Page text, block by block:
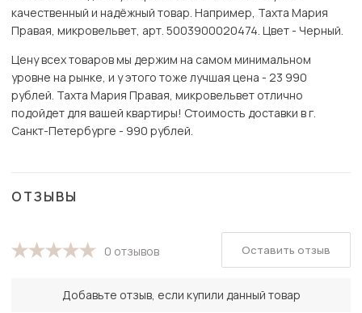
качественный и надёжный товар. Например, Тахта Мария
Правая, микровельвет, арт. 5003900020474. Цвет - Черный.
Цену всех товаров мы держим на самом минимальном
уровне на рынке, и у этого тоже лучшая цена - 23 990
рублей. Тахта Мария Правая, микровельвет отлично
подойдет для вашей квартиры! Стоимость доставки в г.
Санкт-Петербурге - 990 рублей.
ОТЗЫВЫ
0 отзывов
Добавьте отзыв, если купили данный товар
Оставить отзыв